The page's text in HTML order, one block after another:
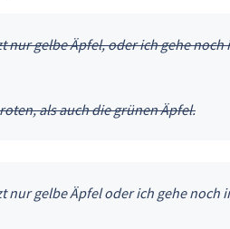
nur gelbe Äpfel, oder ich gehe
als auch die grünen Äpfel.
nur gelbe Äpfel oder ich gehe noch